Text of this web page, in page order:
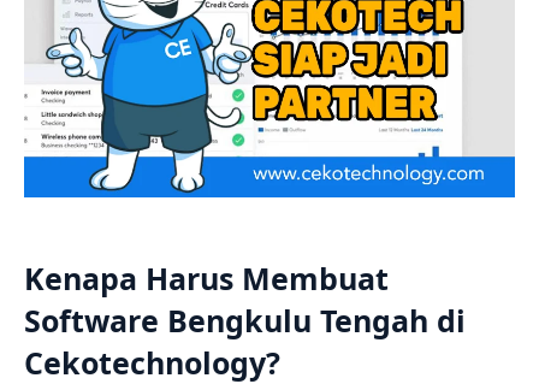
Kenapa Harus Membuat
Software Bengkulu Tengah di
Cekotechnology?